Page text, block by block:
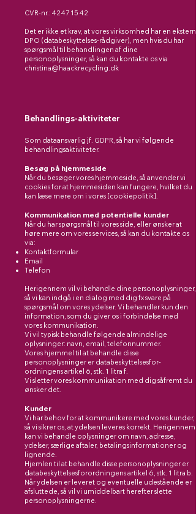
CVR-nr.: 42 47 15 42
Det er ikke et krav, at vores virksomhed har en ekstern
DPO (databeskyttelses-rådgiver), men hvis du har
spørgsmål til behandlingen af dine
personoplysninger, så kan du kontakte os via
christina@haackrecycling.dk
Behandlings-aktiviteter
Som dataansvarlig jf. GDPR, så har vi følgende
behandlingsaktiviteter.
Besøg på hjemmeside
Når du besøger vores hjemmeside, så anvender vi
cookies for at hjemmesiden kan fungere, hvilket du
kan læse mere om i vores [cookiepolitik].
Kommunikation med potentielle kunder
Når du har spørgsmål til vores side, eller ønsker at
høre mere om vores services, så kan du kontakte os
via:
Kontaktformular
Email
Telefon
Herigennem vil vi behandle dine personoplysninger,
så vi kan indgå i en dialog med dig fx svare på
spørgsmål om vores ydelser. Vi behandler kun den
information, som du giver os i forbindelse med
vores kommunikation.
Vi vil typisk behandle følgende almindelige
oplysninger: navn, email, telefonnummer.
Vores hjemmel til at behandle disse
personoplysninger er databeskyttelsesfor-
ordningens artikel 6, stk. 1 litra f.
Vi sletter vores kommunikation med dig såfremt du
ønsker det.
Kunder
Vi har behov for at kommunikere med vores kunder,
så vi sikrer os, at ydelsen leveres korrekt. Herigennem
kan vi behandle oplysninger om navn, adresse,
ydelser, særlige aftaler, betalingsinformationer og
lignende.
Hjemlen til at behandle disse personoplysninger er
databeskyttelsesforordningens artikel 6, stk. 1 litra b.
Når ydelsen er leveret og eventuelle udestående er
afsluttede, så vil vi umiddelbart herefter slette
personoplysningerne.